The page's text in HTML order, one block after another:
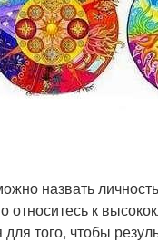
назвать
к
того, чтобы